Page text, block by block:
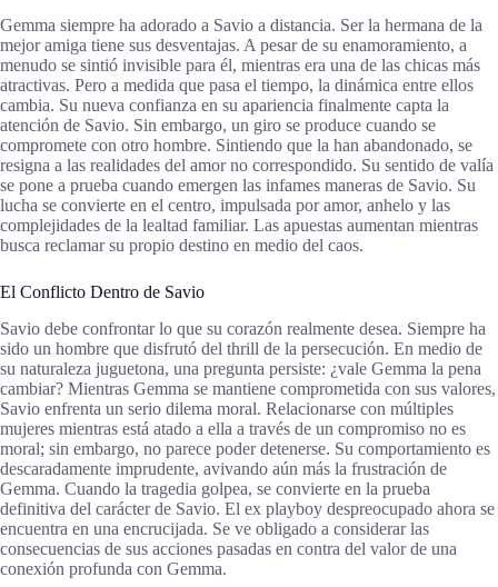
Gemma siempre ha adorado a Savio a distancia. Ser la hermana de la
mejor amiga tiene sus desventajas. A pesar de su enamoramiento, a
menudo se sintió invisible para él, mientras era una de las chicas más
atractivas. Pero a medida que pasa el tiempo, la dinámica entre ellos
cambia. Su nueva confianza en su apariencia finalmente capta la
atención de Savio. Sin embargo, un giro se produce cuando se
compromete con otro hombre. Sintiendo que la han abandonado, se
resigna a las realidades del amor no correspondido. Su sentido de valía
se pone a prueba cuando emergen las infames maneras de Savio. Su
lucha se convierte en el centro, impulsada por amor, anhelo y las
complejidades de la lealtad familiar. Las apuestas aumentan mientras
busca reclamar su propio destino en medio del caos.
El Conflicto Dentro de Savio
Savio debe confrontar lo que su corazón realmente desea. Siempre ha
sido un hombre que disfrutó del thrill de la persecución. En medio de
su naturaleza juguetona, una pregunta persiste: ¿vale Gemma la pena
cambiar? Mientras Gemma se mantiene comprometida con sus valores,
Savio enfrenta un serio dilema moral. Relacionarse con múltiples
mujeres mientras está atado a ella a través de un compromiso no es
moral; sin embargo, no parece poder detenerse. Su comportamiento es
descaradamente imprudente, avivando aún más la frustración de
Gemma. Cuando la tragedia golpea, se convierte en la prueba
definitiva del carácter de Savio. El ex playboy despreocupado ahora se
encuentra en una encrucijada. Se ve obligado a considerar las
consecuencias de sus acciones pasadas en contra del valor de una
conexión profunda con Gemma.